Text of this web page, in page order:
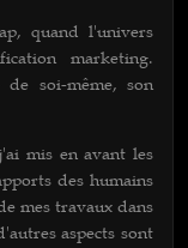
quand l'univers
marketing.
de soi-même, son
mis en avant les
des humains
mes travaux dans
aspects sont